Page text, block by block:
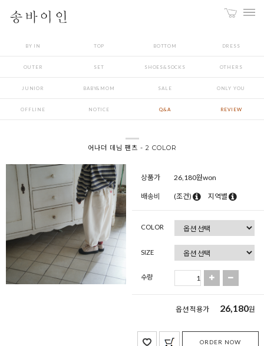
BY IN TOP BOTTOM DRESS
OUTER SET SHOES&SOCKS OTHERS
JUNIOR BABY&MOM SALE ONLY YOU
OFFLINE NOTICE Q&A REVIEW
어나더 데님 팬츠 - 2 COLOR
상품가 26,180원won
배송비 (조건) 지역별
COLOR
SIZE
수량
옵션 적용가 26,180원
ORDER NOW